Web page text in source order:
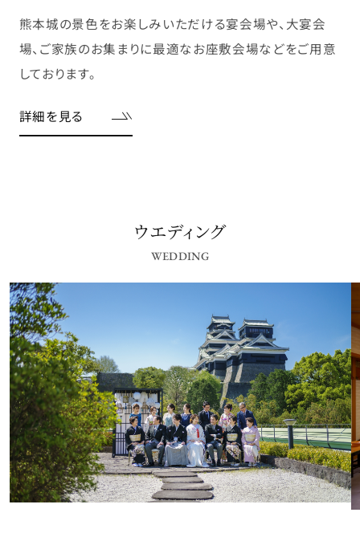
熊本城の景色をお楽しみいただける宴会場や、大宴会
場、ご家族のお集まりに最適なお座敷会場などをご用意
しております。
詳細を見る
ウエディング
WEDDING